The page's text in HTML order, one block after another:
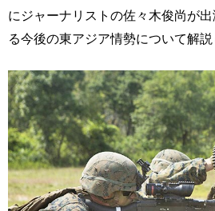
にジャーナリストの佐々木俊尚が
る今後の東アジア情勢について解説